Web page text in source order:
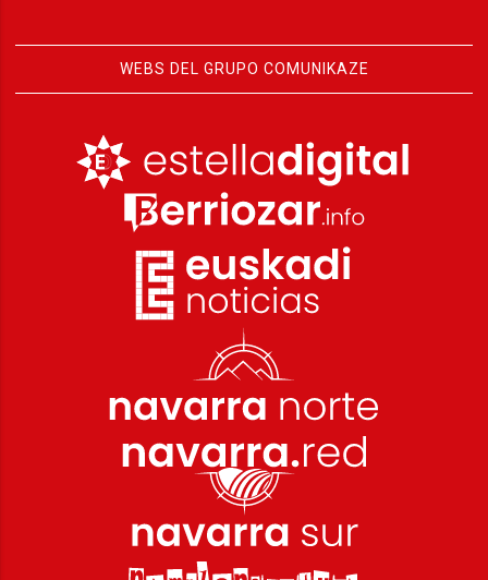
WEBS DEL GRUPO COMUNIKAZE